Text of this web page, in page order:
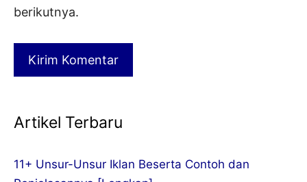
berikutnya.
Artikel Terbaru
11+ Unsur-Unsur Iklan Beserta Contoh dan